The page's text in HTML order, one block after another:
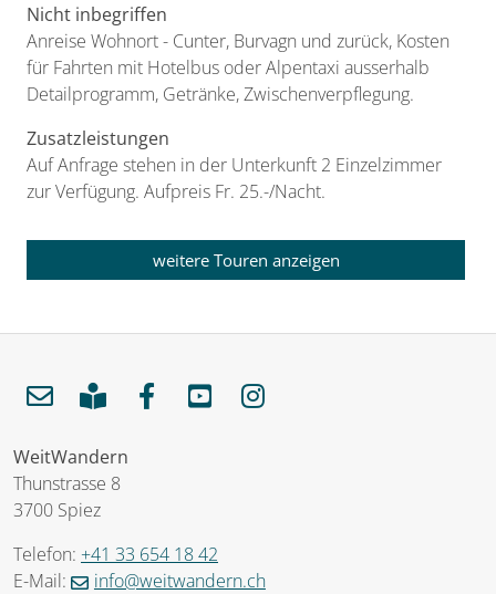
Nicht inbegriffen
Anreise Wohnort - Cunter, Burvagn und zurück, Kosten
für Fahrten mit Hotelbus oder Alpentaxi ausserhalb
Detailprogramm, Getränke, Zwischenverpflegung.
Zusatzleistungen
Auf Anfrage stehen in der Unterkunft 2 Einzelzimmer
zur Verfügung. Aufpreis Fr. 25.-/Nacht.
weitere Touren anzeigen
WeitWandern
Thunstrasse 8
3700 Spiez
Telefon: +41 33 654 18 42
E-Mail:
info@weitwandern.ch